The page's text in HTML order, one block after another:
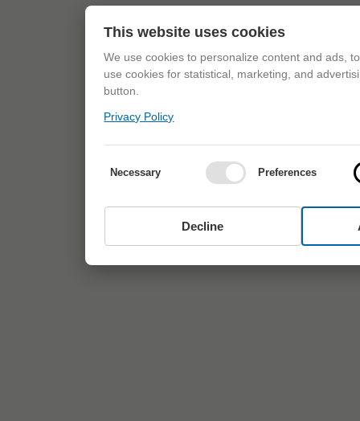
This website uses cookies
We use cookies to personalize content and ads,
use cookies for statistical, marketing, and
button.
Privacy Policy
Necessary Preferences
Decline